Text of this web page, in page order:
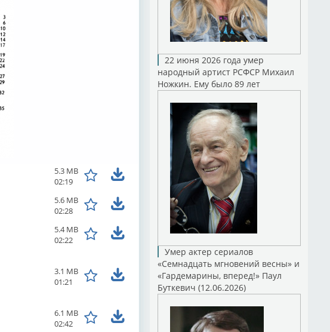
5.3 MB
02:19
5.6 MB
02:28
5.4 MB
02:22
3.1 MB
01:21
6.1 MB
02:42
22 июня 2026 года умер
народный артист РСФСР Михаил
Ножкин. Ему было 89 лет
Умер актер сериалов
«Семнадцать мгновений весны» и
«Гардемарины, вперед!» Паул
Буткевич (12.06.2026)